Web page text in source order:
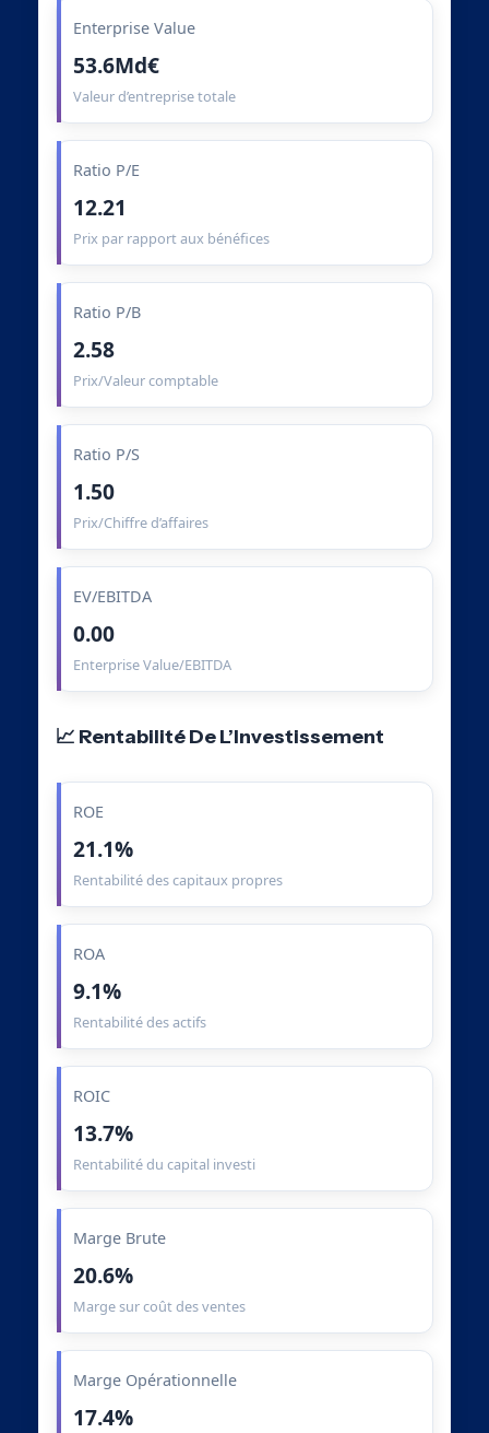
Enterprise Value
53.6Md€
Valeur d’entreprise totale
Ratio P/E
12.21
Prix par rapport aux bénéfices
Ratio P/B
2.58
Prix/Valeur comptable
Ratio P/S
1.50
Prix/Chiffre d’affaires
EV/EBITDA
0.00
Enterprise Value/EBITDA
📈 Rentabilité De L’Investissement
ROE
21.1%
Rentabilité des capitaux propres
ROA
9.1%
Rentabilité des actifs
ROIC
13.7%
Rentabilité du capital investi
Marge Brute
20.6%
Marge sur coût des ventes
Marge Opérationnelle
17.4%